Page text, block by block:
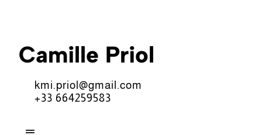
Camille Priol
kmi.priol@gmail.com
+33 664259583